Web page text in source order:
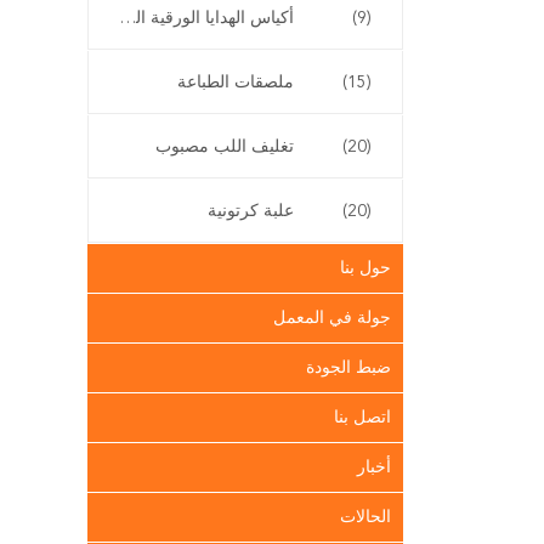
أكياس الهدايا الورقية القابلة لإعادة التدوير (9)
ملصقات الطباعة (15)
تغليف اللب مصبوب (20)
علبة كرتونية (20)
حول بنا
جولة في المعمل
ضبط الجودة
اتصل بنا
أخبار
الحالات